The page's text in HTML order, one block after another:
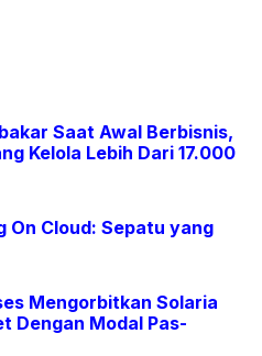
Saat Awal Berbisnis,
Kelola Lebih Dari 17.000
On Cloud: Sepatu yang
Mengorbitkan Solaria
Dengan Modal Pas-